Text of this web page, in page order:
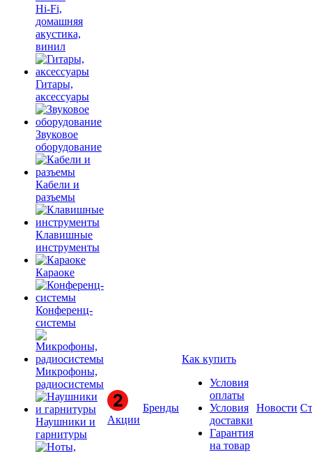
Hi-Fi,
домашняя
акустика,
винил
Гитары,
аксессуары
Звуковое
оборудование
Кабели и
разъемы
Клавишные
инструменты
Караоке
Конференц-
системы
Микрофоны,
радиосистемы
Наушники и
гарнитуры
Акции
Бренды
Как купить
Условия
оплаты
Условия
доставки
Гарантия
на товар
Новости